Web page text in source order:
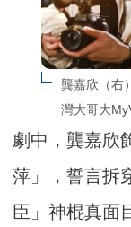
龔嘉欣（右
灣大哥大
劇中，龔嘉欣
萍」，誓言拆
臣」神棍真面